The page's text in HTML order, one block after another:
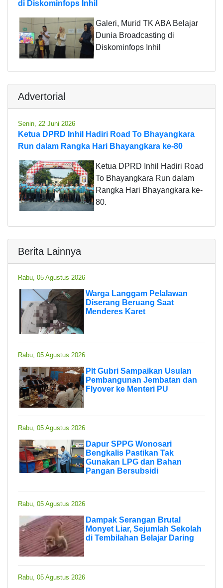
di Diskominfops Inhil
Galeri, Murid TK ABA Belajar
Dunia Broadcasting di
Diskominfops Inhil
Advertorial
Senin, 22 Juni 2026
Ketua DPRD Inhil Hadiri Road To Bhayangkara
Run dalam Rangka Hari Bhayangkara ke-80
Ketua DPRD Inhil Hadiri Road
To Bhayangkara Run dalam
Rangka Hari Bhayangkara ke-
80.
Berita Lainnya
Rabu, 05 Agustus 2026
Warga Langgam Pelalawan
Diserang Beruang Saat
Menderes Karet
Rabu, 05 Agustus 2026
Plt Gubri Sampaikan Usulan
Pembangunan Jembatan dan
Flyover ke Menteri PU
Rabu, 05 Agustus 2026
Dapur SPPG Wonosari
Bengkalis Pastikan Tak
Gunakan LPG dan Bahan
Pangan Bersubsidi
Rabu, 05 Agustus 2026
Dampak Serangan Brutal
Monyet Liar, Sejumlah Sekolah
di Tembilahan Belajar Daring
Rabu, 05 Agustus 2026